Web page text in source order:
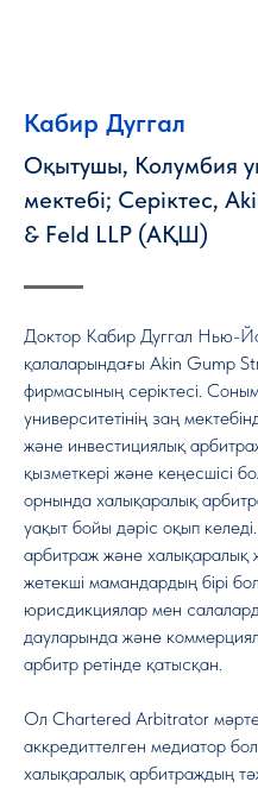
Кабир Дуггал
Оқытушы, Колумбия
мектебі; Серіктес,
& Feld LLP (АҚШ)
Доктор Кабир Дуггал Нью-
қалаларындағы Akin Gump
фирмасының серіктесі.
университетінің заң
және инвестициялық
қызметкері және кеңесшісі
орнында халықаралық
уақыт бойы дәріс оқып
арбитраж және халықаралық
жетекші мамандардың бірі
юрисдикциялар мен
дауларында және
арбитр ретінде қатысқан.
Ол Chartered Arbitrator
аккредиттелген медиатор
халықаралық арбитраждың